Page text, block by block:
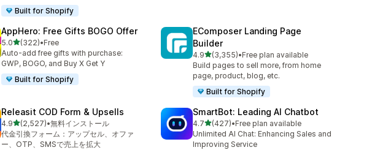
Built for Shopify
AppHero: Free Gifts BOGO Offer
5.05つ星中
(322)
合計レビュー数：322件
•Free
Auto-add free gifts with purchase:
GWP, BOGO, and Buy X Get Y
Built for Shopify
EComposer Landing Page
Builder
4.95つ星中
(3,355)
合計レビュー数：3355件
•Free plan available
Build pages to sell more, from home
page, product, blog, etc.
Built for Shopify
Releasit COD Form & Upsells
4.95つ星中
(2,527)
合計レビュー数：2527件
•無料インストール
代金引換フォーム：アップセル、オファ
ー、OTP、SMSで売上を拡大
SmartBot: Leading AI Chatbot
4.75つ星中
(427)
合計レビュー数：427件
•Free plan available
Unlimited AI Chat: Enhancing Sales and
Improving Service